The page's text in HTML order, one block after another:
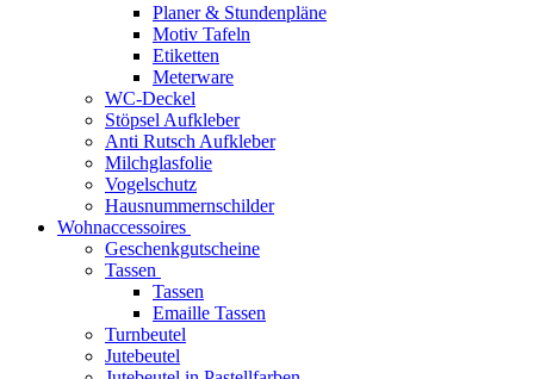
Planer & Stundenpläne
Motiv Tafeln
Etiketten
Meterware
WC-Deckel
Stöpsel Aufkleber
Anti Rutsch Aufkleber
Milchglasfolie
Vogelschutz
Hausnummernschilder
Wohnaccessoires
Geschenkgutscheine
Tassen
Tassen
Emaille Tassen
Turnbeutel
Jutebeutel